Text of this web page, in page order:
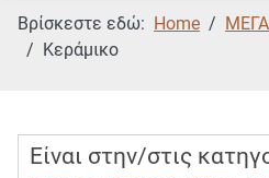
Βρίσκεστε εδώ: Home
Κεράμικο
Είναι στην/στις